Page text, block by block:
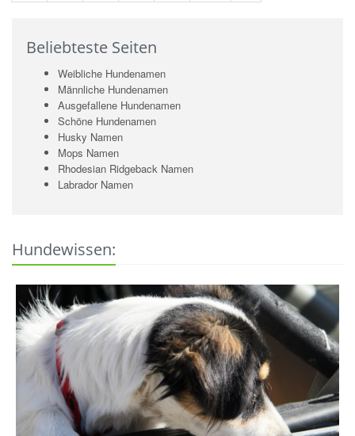
Beliebteste Seiten
Weibliche Hundenamen
Männliche Hundenamen
Ausgefallene Hundenamen
Schöne Hundenamen
Husky Namen
Mops Namen
Rhodesian Ridgeback Namen
Labrador Namen
Hundewissen: